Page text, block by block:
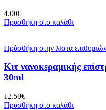
4.00€
Προσθήκη στο καλάθι
Πρόσθήκη στην λίστα επιθυμιών
Κιτ νανοκεραμικής
30ml
12.50€
Προσθήκη στο καλάθι